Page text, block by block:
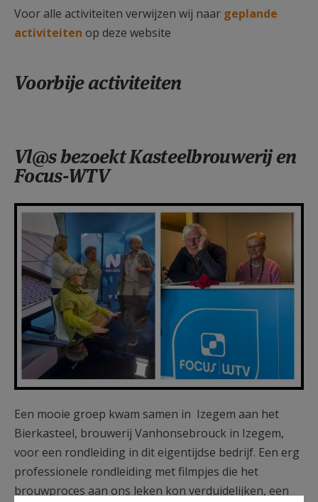
Voor alle activiteiten verwijzen wij naar geplande
activiteiten op deze website
Voorbije activiteiten
Vl@s bezoekt Kasteelbrouwerij en
Focus-WTV
WTV kopie.jpg
Een mooie groep kwam samen in Izegem aan het
Bierkasteel, brouwerij Vanhonsebrouck in Izegem,
voor een rondleiding in dit eigentijdse bedrijf. Een erg
professionele rondleiding met filmpjes die het
brouwproces aan ons leken kon verduidelijken, een